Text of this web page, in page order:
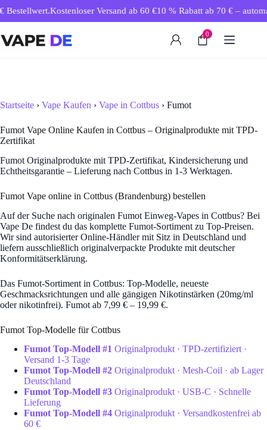
Inhalt
Kostenloser Versand ab 60 € 10 % Rabatt ab 70 € –
0
Startseite › Vape Kaufen › Vape in Cottbus › Fumot
Fumot Vape Online Kaufen in Cottbus – Originalprodukte mit TPD-
Zertifikat
Fumot Originalprodukte mit TPD-Zertifikat, Kindersicherung und
Echtheitsgarantie – Lieferung nach Cottbus in 1-3 Werktagen.
Fumot Vape online in Cottbus (Brandenburg) bestellen
Auf der Suche nach originalen Fumot Einweg-Vapes in Cottbus? Bei
Vape De findest du das komplette Fumot-Sortiment zu Top-Preisen.
Wir sind autorisierter Online-Händler mit Sitz in Deutschland und
liefern ausschließlich originalverpackte Produkte mit deutscher
Konformitätserklärung.
Das Fumot-Sortiment in Cottbus: Top-Modelle, neueste
Geschmacksrichtungen und alle gängigen Nikotinstärken (20mg/ml
oder nikotinfrei). Fumot ab 7,99 € – 19,99 €.
Fumot Top-Modelle für Cottbus
Fumot Top-Modell #1 Originalprodukt · TPD-zertifiziert ·
Versand 1-3 Tage
Fumot Top-Modell #2 Originalprodukt · Mesh-Coil · ab Lager
Deutschland
Fumot Top-Modell #3 Originalprodukt · USB-C · Schnelle
Lieferung
Fumot Top-Modell #4 Originalprodukt · Versandkostenfrei ab
60 €